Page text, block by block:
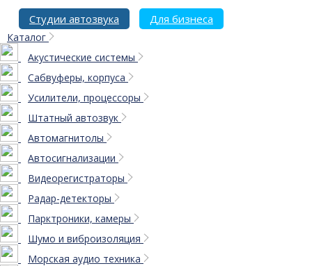
Студии автозвука Для бизнеса
Каталог
Акустические системы
Сабвуферы, корпуса
Усилители, процессоры
Штатный автозвук
Автомагнитолы
Автосигнализации
Видеорегистраторы
Радар-детекторы
Парктроники, камеры
Шумо и виброизоляция
Морская аудио техника